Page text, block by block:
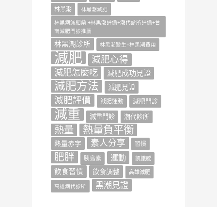
林黑潮 林黑潮減肥
林黑潮減肥藥 +林黑潮評價+潮代診所評價+台
南減肥門診推薦
林黑潮診所 林黑潮醫生+林黑潮費用
減肥
減肥心得
減肥怎麼吃
減肥成功見證
減肥方法 減肥見證
減肥評價 減肥運動 減肥門診
減重 減重門診 潮代診所
熱量 熱量負平衡
熱量赤字 素人分享 習慣
肥胖 胰島素 運動 飢餓感
飲食習慣 飲食調整 高雄減肥
高雄潮代診所 黑潮見證